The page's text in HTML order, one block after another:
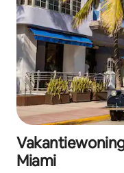
Miami